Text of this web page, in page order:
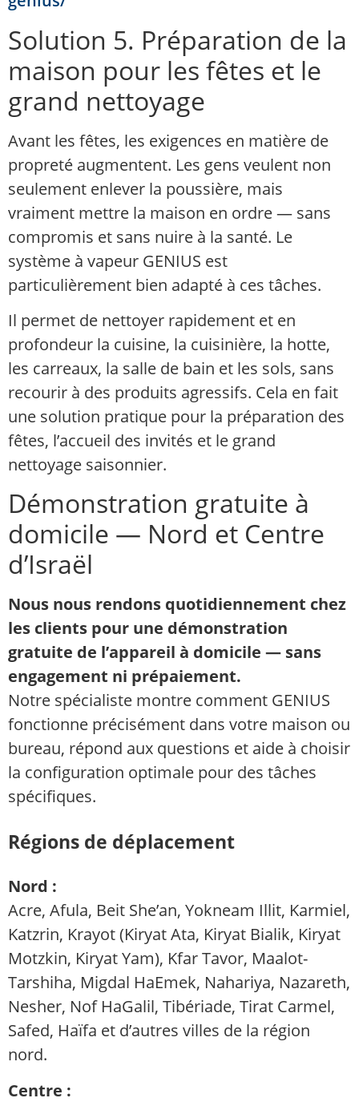
Solution 5. Préparation de la
maison pour les fêtes et le
grand nettoyage
Avant les fêtes, les exigences en matière de
propreté augmentent. Les gens veulent non
seulement enlever la poussière, mais
vraiment mettre la maison en ordre — sans
compromis et sans nuire à la santé. Le
système à vapeur GENIUS est
particulièrement bien adapté à ces tâches.
Il permet de nettoyer rapidement et en
profondeur la cuisine, la cuisinière, la hotte,
les carreaux, la salle de bain et les sols, sans
recourir à des produits agressifs. Cela en fait
une solution pratique pour la préparation des
fêtes, l’accueil des invités et le grand
nettoyage saisonnier.
Démonstration gratuite à
domicile — Nord et Centre
d’Israël
Nous nous rendons quotidiennement chez
les clients pour une démonstration
gratuite de l’appareil à domicile — sans
engagement ni prépaiement.
Notre spécialiste montre comment GENIUS
fonctionne précisément dans votre maison ou
bureau, répond aux questions et aide à choisir
la configuration optimale pour des tâches
spécifiques.
Régions de déplacement
Nord :
Acre, Afula, Beit She’an, Yokneam Illit, Karmiel,
Katzrin, Krayot (Kiryat Ata, Kiryat Bialik, Kiryat
Motzkin, Kiryat Yam), Kfar Tavor, Maalot-
Tarshiha, Migdal HaEmek, Nahariya, Nazareth,
Nesher, Nof HaGalil, Tibériade, Tirat Carmel,
Safed, Haïfa et d’autres villes de la région
nord.
Centre :